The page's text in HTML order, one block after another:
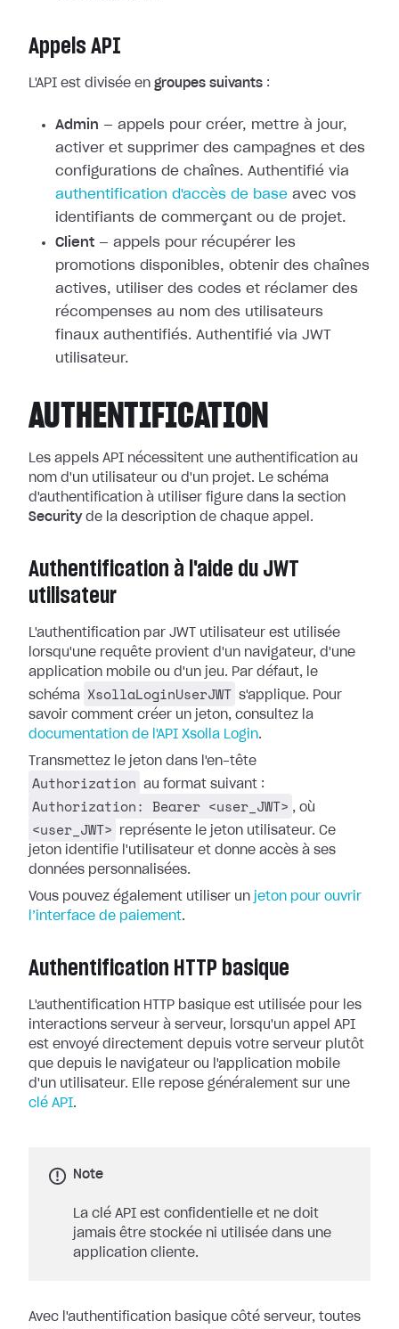
Appels API
L'API est divisée en groupes suivants :
Admin — appels pour créer, mettre à jour,
activer et supprimer des campagnes et des
configurations de chaînes. Authentifié via
authentification d'accès de base avec vos
identifiants de commerçant ou de projet.
Client — appels pour récupérer les
promotions disponibles, obtenir des chaînes
actives, utiliser des codes et réclamer des
récompenses au nom des utilisateurs
finaux authentifiés. Authentifié via JWT
utilisateur.
AUTHENTIFICATION
Les appels API nécessitent une authentification au
nom d'un utilisateur ou d'un projet. Le schéma
d'authentification à utiliser figure dans la section
Securityde la description de chaque appel.
Authentification à l'aide du JWT
utilisateur
L'authentification par JWT utilisateur est utilisée
lorsqu'une requête provient d'un navigateur, d'une
application mobile ou d'un jeu. Par défaut, le
schéma
XsollaLoginUserJWT s'applique. Pour
savoir comment créer un jeton, consultez la
documentation de l'API Xsolla Login.
Transmettez le jeton dans l'en-tête
Authorization au format suivant :
Authorization: Bearer <user_JWT> , où
<user_JWT>
représente le jeton utilisateur. Ce
jeton identifie l'utilisateur et donne accès à ses
données personnalisées.
Vous pouvez également utiliser un jeton pour ouvrir
l’interface de paiement.
Authentification HTTP basique
L'authentification HTTP basique est utilisée pour les
interactions serveur à serveur, lorsqu'un appel API
est envoyé directement depuis votre serveur plutôt
que depuis le navigateur ou l'application mobile
d'un utilisateur. Elle repose généralement sur une
clé API.
Note
La clé API est confidentielle et ne doit
jamais être stockée ni utilisée dans une
application cliente.
Avec l'authentification basique côté serveur, toutes